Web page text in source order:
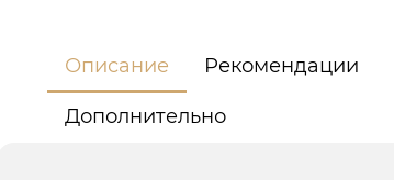
Описание Рекомендации
Дополнительно